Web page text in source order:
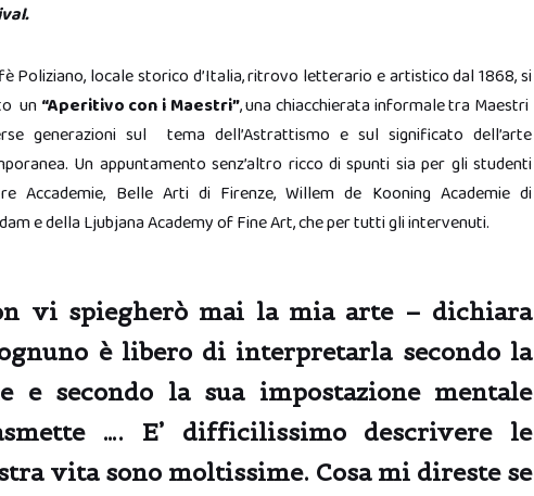
Poliziano, locale storico d’Italia, ritrovo letterario e artistico dal 1868, si
un“Aperitivo con i Maestri”, una chiacchierata informale tra Maestri
generazioni sul tema dell’Astrattismo e sul significato dell’arte
Un appuntamento senz’altro ricco di spunti sia per gli studenti
Accademie, Belle Arti di Firenze, Willem de Kooning Academie di
e della Ljubjana Academy of Fine Art, che per tutti gli intervenuti.
vi spiegherò mai la mia arte – dichiara
è libero di interpretarla secondo la
e secondo la sua impostazione mentale
…. E’ difficilissimo descrivere le
vita sono moltissime. Cosa mi direste se